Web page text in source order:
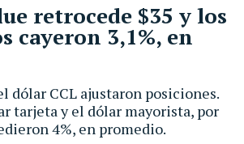
dólar CCL ajustaron posiciones.
tarjeta y el dólar mayorista, por
4%, en promedio.
retrocede $35 y los
cayeron 3,1%, en